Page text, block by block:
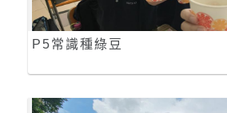
P5常識種綠豆